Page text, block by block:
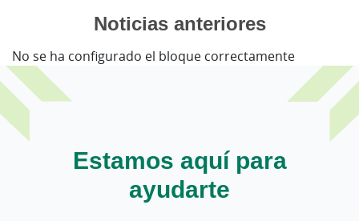
Noticias anteriores
No se ha configurado el bloque correctamente
Estamos aquí para
ayudarte